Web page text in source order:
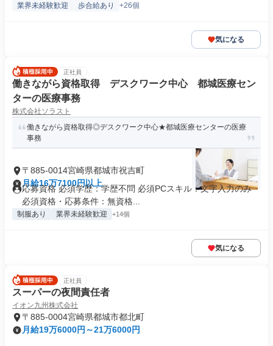
業界未経験歓迎 歩合給あり +26個
気になる
正社員
働きながら資格取得 デスクワーク中心 都城医療セン
ターの医療事務
株式会社ソラスト
働きながら資格取得◎デスクワーク中心★都城医療センターの医療
事務
〒885-0014宮崎県都城市祝吉町
月給16万7100円以上
応募資格 必須学歴：学歴不問 必須PCスキル：文字入力のみ
必須資格・応募条件：無資格...
制服あり 業界未経験歓迎 +14個
気になる
正社員
スーパーの夜間責任者
イオン九州株式会社
〒885-0004宮崎県都城市都北町
月給19万6000円～21万6000円